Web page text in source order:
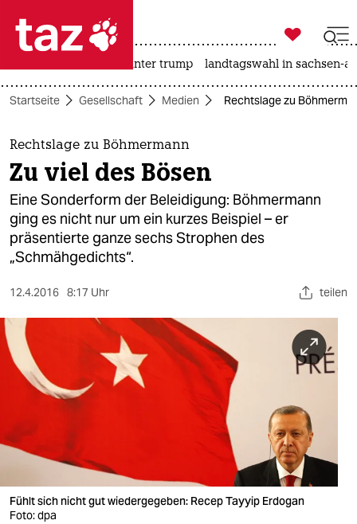
 taz zahl ich
taz zahl ich
themen
politik
öko
gesellschaft
kultur
sport
berlin
nord
wahrheit
verlag
verlag

taz zahl ich
usa unter trump landtagswahl in sachsen-
Startseite Gesellschaft Medien Rechtslage zu
Rechtslage zu Böhmermann
Zu viel des Bösen
Eine Sonderform der Beleidigung: Böhmermann
ging es nicht nur um ein kurzes Beispiel – er
präsentierte ganze sechs Strophen des
„Schmähgedichts“.
12.4.2016 8:17 Uhr teilen
Fühlt sich nicht gut wiedergegeben: Recep Tayyip Erdogan
Foto: dpa